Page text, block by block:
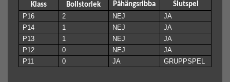
Klass Bollstorlek Påhängsribba
Slutspel
P16
2 NEJ
JA
P14
1 NEJ
JA
P13
1 NEJ
JA
P12
0 NEJ
JA
P11
0 JA GRUPPSPEL